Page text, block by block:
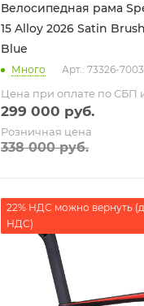
Велосипедная рама
15 Alloy 2026 Satin
Blue
Много Арт.: 73326-7003
Цена при оплате по СБП
299 000 руб.
Розничная цена
338 000руб.
22% НДС можно вернуть
НДС)